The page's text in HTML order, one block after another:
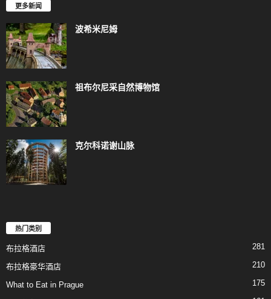
更多新闻
波希米尼姆
祖布尔尼采自然博物馆
克尔科诺谢山脉
热门类别
布拉格酒店 281
布拉格豪华酒店 210
What to Eat in Prague 175